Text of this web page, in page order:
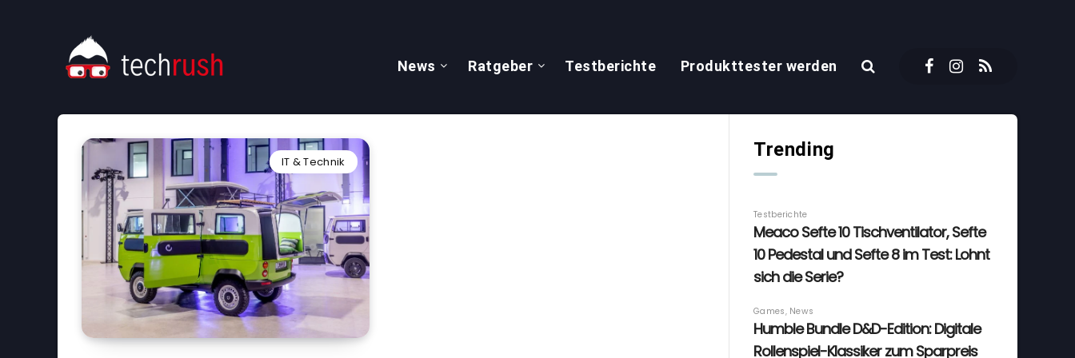
News Ratgeber Testberichte Produkttester werden
IT & Technik
Trending